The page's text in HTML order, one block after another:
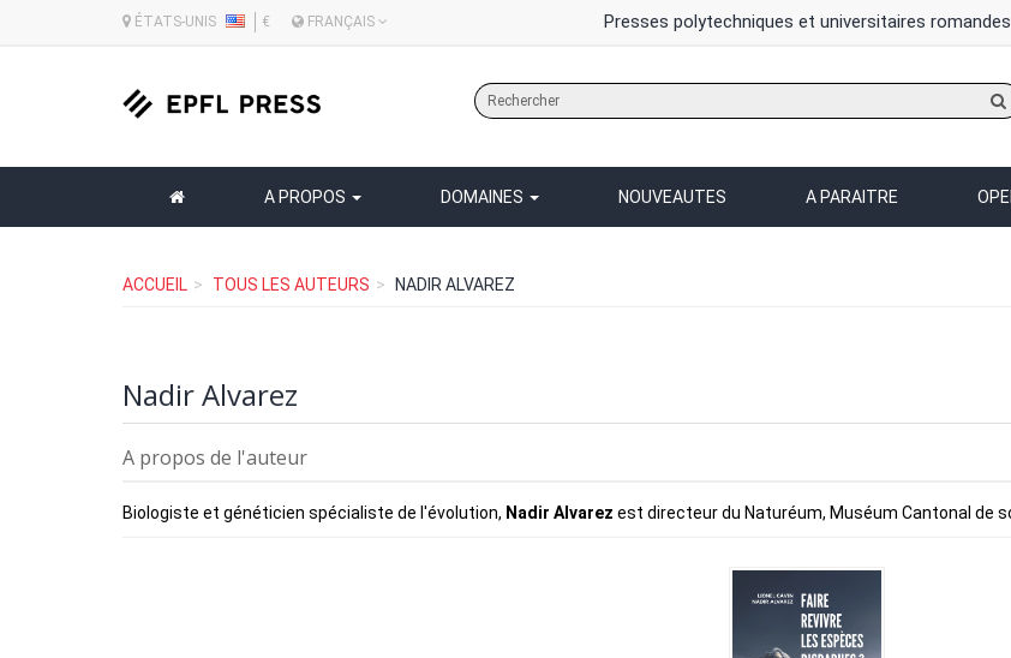
ÉTATS-UNIS € FRANÇAIS Presses polytechniques et universitaires romandes
sur
site
A PROPOS DOMAINES NOUVEAUTES A PARAITRE
ACCUEIL TOUS LES AUTEURS NADIR ALVAREZ
Nadir Alvarez
A propos de l'auteur
Biologiste et généticien spécialiste de l'évolution, Nadir Alvarez est directeur du Naturéum, Muséum Cantonal de